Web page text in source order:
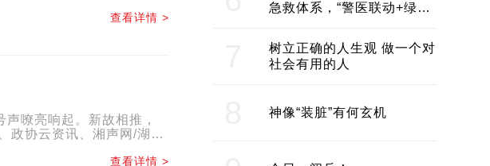
查看详情 >
嘹亮响起。新故相推，
政协云资讯、湘声网/湖南
查看详情 >
急救体系，“警医联动+绿波
树立正确的人生观 做一个对
社会有用的人
神像“装脏”有何玄机